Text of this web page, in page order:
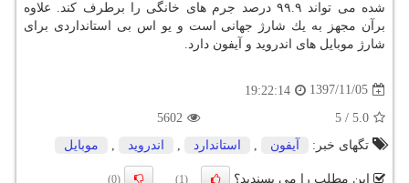
شده می تواند ۹۹.۹ درصد جرم های خانگی را برطرف كند. علاوه
برآن مجهز به یك شارژ جهانی است و یو اس بی استانداردی برای
شارژ موبایل های اندروید و آیفون دارد.
1397/11/05
19:22:14
5.0
/
5
5602
تگهای خبر:
آیفون استاندارد اندروید موبایل
این مطلب را می پسندید؟ (1)
(0)